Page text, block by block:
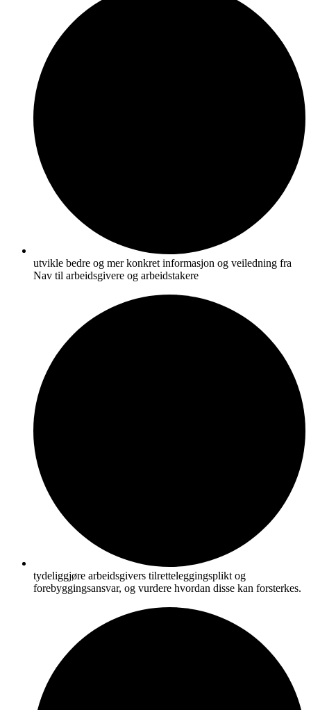
utvikle bedre og mer konkret informasjon og veiledning fra
Nav til arbeidsgivere og arbeidstakere
tydeliggjøre arbeidsgivers tilretteleggingsplikt og
forebyggingsansvar, og vurdere hvordan disse kan forsterkes.